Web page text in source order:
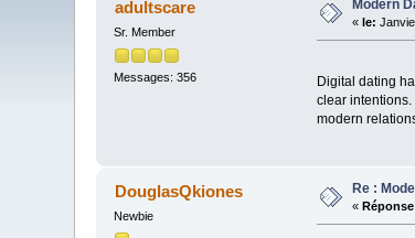
adultscare
Sr. Member
Messages: 356
Modern
« le:
Digital dating
clear
modern
DouglasQkiones
Newbie
Re :
«